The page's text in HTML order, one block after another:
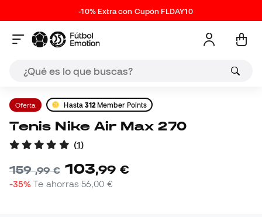
-10% Extra con Cupón FLDAY10
Oferta Hasta 312 Member Points
Tenis Nike Air Max 270
(1)
159,99 € 103,99 €
-35% Te ahorras56,00 €